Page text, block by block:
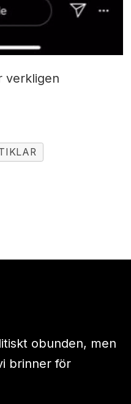
verkligen
obunden, men
brinner för